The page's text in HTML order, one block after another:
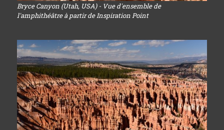
Bryce Canyon (Utah, USA) - Vue d'ensemble de
l'amphithéâtre à partir de Inspiration Point